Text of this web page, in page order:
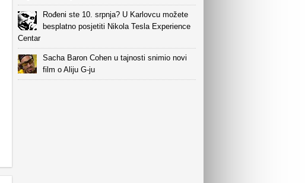
Rođeni ste 10. srpnja? U Karlovcu možete
besplatno posjetiti Nikola Tesla Experience
Centar
Sacha Baron Cohen u tajnosti snimio novi
film o Aliju G-ju